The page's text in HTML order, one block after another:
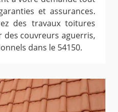
et assurances.
des travaux toitures
des couvreurs aguerris,
dans le 54150.